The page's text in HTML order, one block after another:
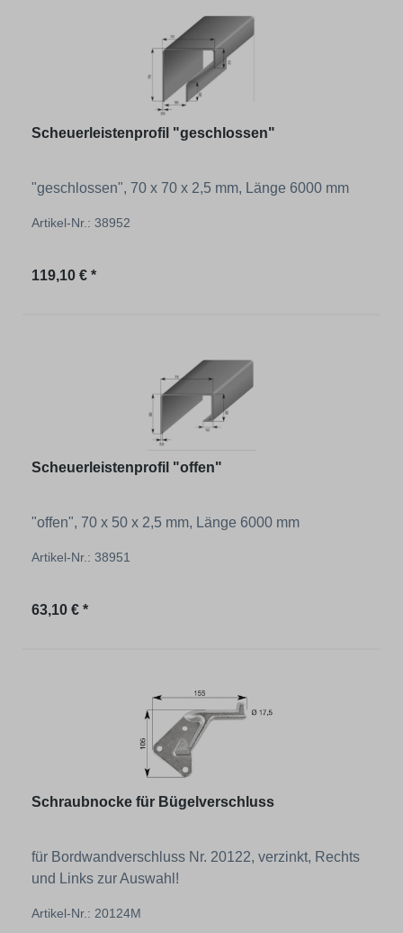
Scheuerleistenprofil "geschlossen"
"geschlossen", 70 x 70 x 2,5 mm, Länge 6000 mm
Artikel-Nr.: 38952
Regulärer Preis:
119,10 € *
Scheuerleistenprofil "offen"
"offen", 70 x 50 x 2,5 mm, Länge 6000 mm
Artikel-Nr.: 38951
Regulärer Preis:
63,10 € *
Schraubnocke für Bügelverschluss
für Bordwandverschluss Nr. 20122, verzinkt, Rechts
und Links zur Auswahl!
Artikel-Nr.: 20124M